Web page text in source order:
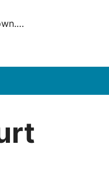
hotel@thebaroncrown.com